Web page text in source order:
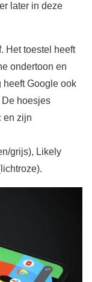
later in deze
Het toestel heeft
ondertoon en
Google ook
hoesjes
en zijn
grijs), Likely